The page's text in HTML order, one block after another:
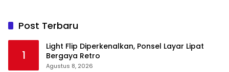
Post Terbaru
1
Light Flip Diperkenalkan, Ponsel Layar Lipat
Bergaya Retro
Agustus 8, 2026